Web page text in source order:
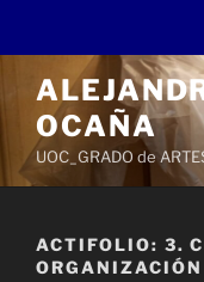
contenido
OCAÑA
UOC_GRADO de
ACTIFOLIO: 3.
ORGANIZACIÓN